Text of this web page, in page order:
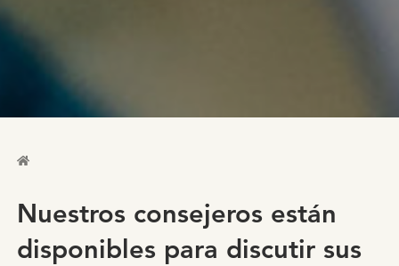
Nuestros consejeros están
disponibles para discutir sus